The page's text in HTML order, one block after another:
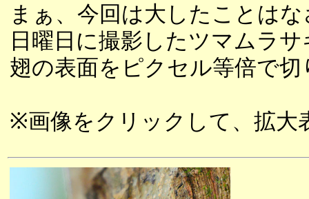
まぁ、今回は大したことは
日曜日に撮影したツマムラ
翅の表面をピクセル等倍で
※画像をクリックして、拡大